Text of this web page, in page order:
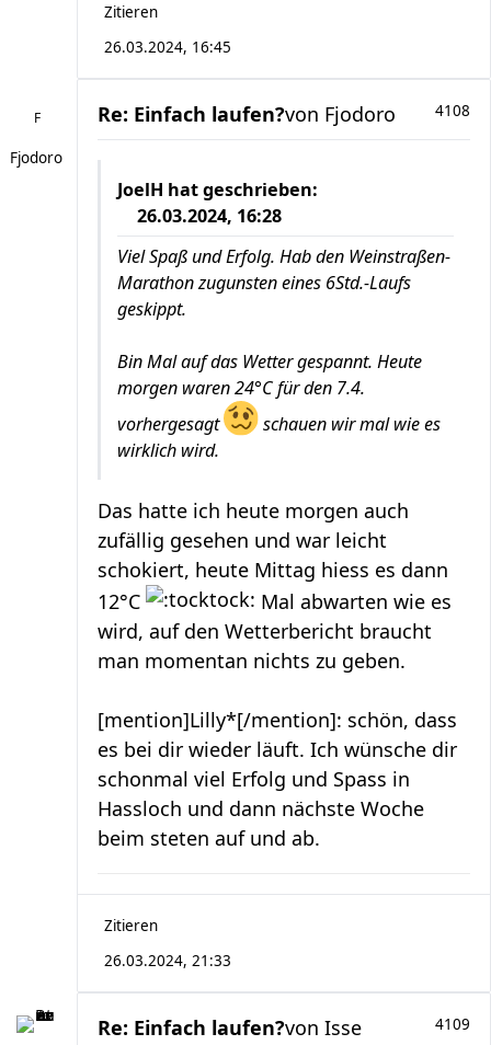
Zitieren
26.03.2024, 16:45
Fjodoro
Re: Einfach laufen? 4108
von Fjodoro
JoelH hat geschrieben:
26.03.2024, 16:28
Viel Spaß und Erfolg. Hab den Weinstraßen-
Marathon zugunsten eines 6Std.-Laufs
geskippt.
Bin Mal auf das Wetter gespannt. Heute
morgen waren 24°C für den 7.4.
vorhergesagt
schauen wir mal wie es
wirklich wird.
Das hatte ich heute morgen auch
zufällig gesehen und war leicht
schokiert, heute Mittag hiess es dann
12°C
Mal abwarten wie es
wird, auf den Wetterbericht braucht
man momentan nichts zu geben.
[mention]Lilly*[/mention]: schön, dass
es bei dir wieder läuft. Ich wünsche dir
schonmal viel Erfolg und Spass in
Hassloch und dann nächste Woche
beim steten auf und ab.
Zitieren
26.03.2024, 21:33
Re: Einfach laufen? 4109
von Isse